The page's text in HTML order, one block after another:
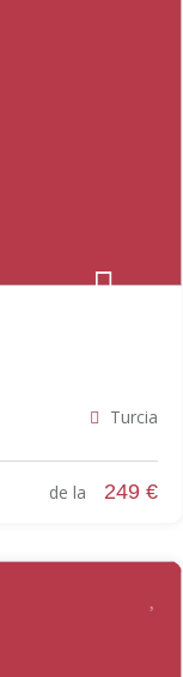
Turcia
de la 249 €